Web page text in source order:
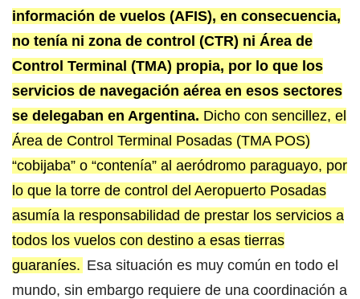
información de vuelos (AFIS), en consecuencia,
no tenía ni zona de control (CTR) ni Área de
Control Terminal (TMA) propia, por lo que los
servicios de navegación aérea en esos sectores
se delegaban en Argentina. Dicho con sencillez, el
Área de Control Terminal Posadas (TMA POS)
“cobijaba” o “contenía” al aeródromo paraguayo, por
lo que la torre de control del Aeropuerto Posadas
asumía la responsabilidad de prestar los servicios a
todos los vuelos con destino a esas tierras
guaraníes. Esa situación es muy común en todo el
mundo, sin embargo requiere de una coordinación a